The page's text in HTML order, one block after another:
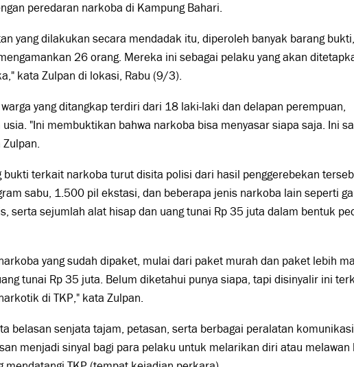
peredaran narkoba di Kampung Bahari.
yang dilakukan secara mendadak itu, diperoleh banyak barang
26 orang. Mereka ini sebagai pelaku yang akan
kata Zulpan di lokasi, Rabu (9/3).
yang ditangkap terdiri dari 18 laki-laki dan delapan perempuan,
"Ini membuktikan bahwa narkoba bisa menyasar siapa saja. Ini
bukti terkait narkoba turut disita polisi dari hasil penggerebekan
sabu, 1.500 pil ekstasi, dan beberapa jenis narkoba lain seperti
serta sejumlah alat hisap dan uang tunai Rp 35 juta dalam bentuk
yang sudah dipaket, mulai dari paket murah dan paket lebih
tunai Rp 35 juta. Belum diketahui punya siapa, tapi disinyalir ini
di TKP," kata Zulpan.
belasan senjata tajam, petasan, serta berbagai peralatan komunikasi
menjadi sinyal bagi para pelaku untuk melarikan diri atau melawan